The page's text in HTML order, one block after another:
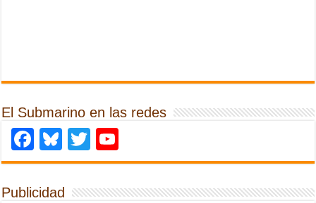
El Submarino en las redes
Facebook
Bluesky
Twitter
Publicidad